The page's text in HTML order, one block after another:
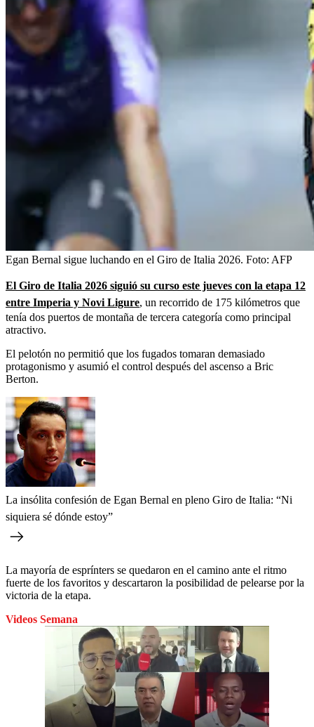
Egan Bernal sigue luchando en el Giro de Italia 2026. Foto: AFP
El Giro de Italia 2026 siguió su curso este jueves con la etapa 12
entre Imperia y Novi Ligure, un recorrido de 175 kilómetros que
tenía dos puertos de montaña de tercera categoría como principal
atractivo.
El pelotón no permitió que los fugados tomaran demasiado
protagonismo y asumió el control después del ascenso a Bric
Berton.
La insólita confesión de Egan Bernal en pleno Giro de Italia: “Ni
siquiera sé dónde estoy”
La mayoría de esprínters se quedaron en el camino ante el ritmo
fuerte de los favoritos y descartaron la posibilidad de pelearse por la
victoria de la etapa.
Videos Semana